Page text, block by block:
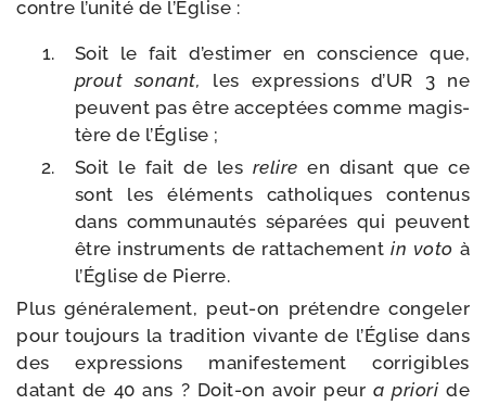
contre l’unité de l’Église :
Soit le fait d’estimer en conscience que,
prout sonant, les expres­sions d’UR 3 ne
peuvent pas être accep­tées comme magis­
tère de l’Église ;
Soit le fait de les relire en disant que ce
sont les élé­ments catho­liques conte­nus
dans com­mu­nau­tés sépa­rées qui peuvent
être ins­tru­ments de rat­ta­che­mentin voto à
l’Église de Pierre.
Plus géné­ra­le­ment, peut-​on pré­tendre conge­ler
pour tou­jours la tra­di­tion vivante de l’Église dans
des expres­sions mani­fes­te­ment cor­ri­gibles
datant de 40 ans ? Doit-​on avoir peur a prio­ri de